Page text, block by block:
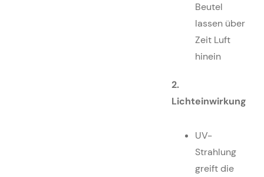
Beutel
lassen über
Zeit Luft
hinein
2.
Lichteinwirkung
UV-
Strahlung
greift die